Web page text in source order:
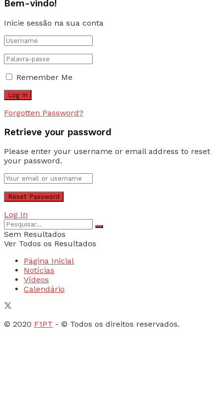
Bem-vindo!
Inicie sessão na sua conta
Remember Me
Forgotten Password?
Retrieve your password
Please enter your username or email address to reset
your password.
Log In
Sem Resultados
Ver Todos os Resultados
Página Inicial
Notícias
Vídeos
Calendário
© 2020 F1PT - © Todos os direitos reservados.